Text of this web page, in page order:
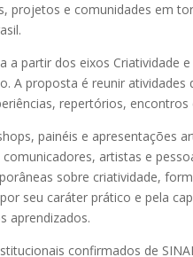
projetos e comunidades em
a partir dos eixos Criatividade
A proposta é reunir
repertórios,
painéis e apresentações
artistas e
sobre criatividade,
seu caráter prático e pela
aprendizados.
confirmados de